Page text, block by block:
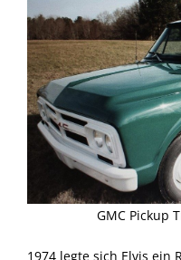
GMC Pickup
1974 legte sich Elvis ein